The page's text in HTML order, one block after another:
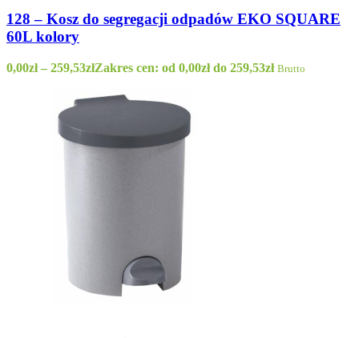
128 – Kosz do segregacji odpadów EKO SQUARE
60L kolory
0,00zł – 259,53złZakres cen: od 0,00zł do 259,53zł Brutto